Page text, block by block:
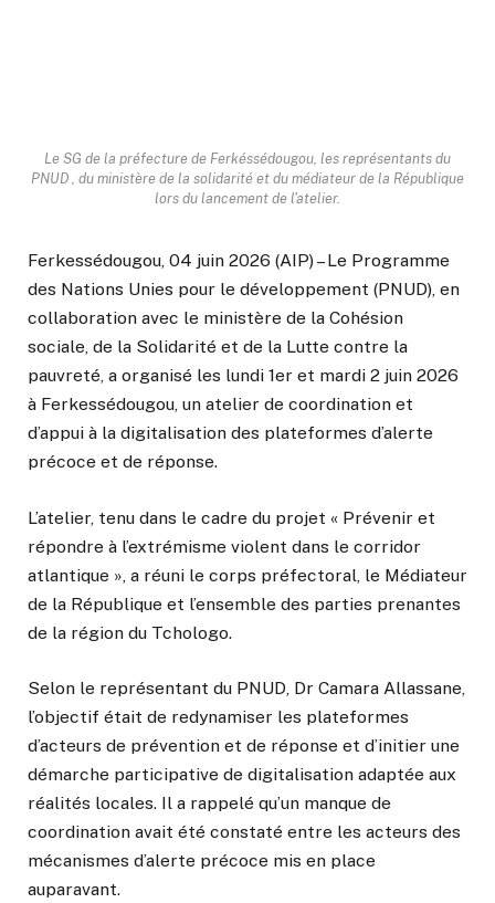
Le SG de la préfecture de Ferkéssédougou, les représentants du
PNUD , du ministère de la solidarité et du médiateur de la République
lors du lancement de l'atelier.
Ferkessédougou, 04 juin 2026 (AIP) – Le Programme
des Nations Unies pour le développement (PNUD), en
collaboration avec le ministère de la Cohésion
sociale, de la Solidarité et de la Lutte contre la
pauvreté, a organisé les lundi 1er et mardi 2 juin 2026
à Ferkessédougou, un atelier de coordination et
d’appui à la digitalisation des plateformes d’alerte
précoce et de réponse.
L’atelier, tenu dans le cadre du projet « Prévenir et
répondre à l’extrémisme violent dans le corridor
atlantique », a réuni le corps préfectoral, le Médiateur
de la République et l’ensemble des parties prenantes
de la région du Tchologo.
Selon le représentant du PNUD, Dr Camara Allassane,
l’objectif était de redynamiser les plateformes
d’acteurs de prévention et de réponse et d’initier une
démarche participative de digitalisation adaptée aux
réalités locales. Il a rappelé qu’un manque de
coordination avait été constaté entre les acteurs des
mécanismes d’alerte précoce mis en place
auparavant.